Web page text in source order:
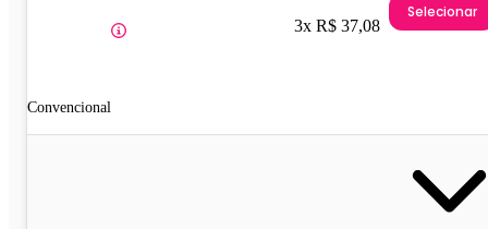
Convencional
3x R$ 37,08
Selecionar